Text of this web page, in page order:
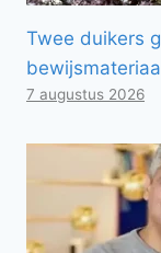
Twee duikers
7 augustus 2026